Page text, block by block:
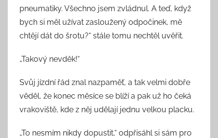
pneumatiky. Všechno jsem zvládnul. A teď, když
bych si měl užívat zasloužený odpočinek, mě
chtějí dát do šrotu?“ stále tomu nechtěl uvěřit.
„Takový nevděk!“
Svůj jízdní řád znal nazpaměť, a tak velmi dobře
věděl, že konec měsíce se blíží a pak už ho čeká
vrakoviště, kde z něj udělají jednu velkou placku.
„To nesmím nikdy dopustit,“ odpřisáhl si sám pro